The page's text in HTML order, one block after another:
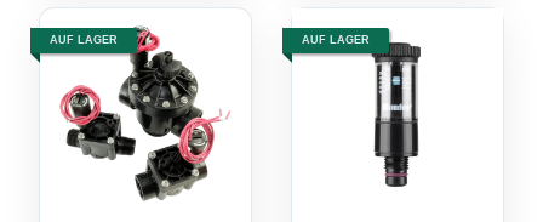
AUF LAGER AUF LAGER